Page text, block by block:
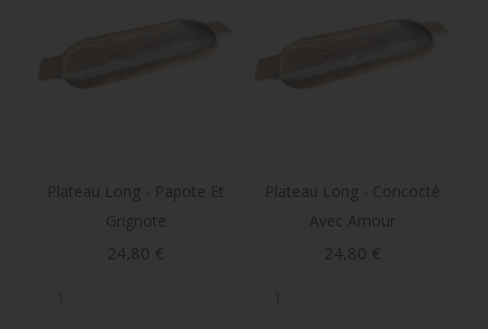
Plateau Long - Papote Et
Grignote
Prix
24,80 €
Plateau Long - Concocté
Avec Amour
Prix
24,80 €